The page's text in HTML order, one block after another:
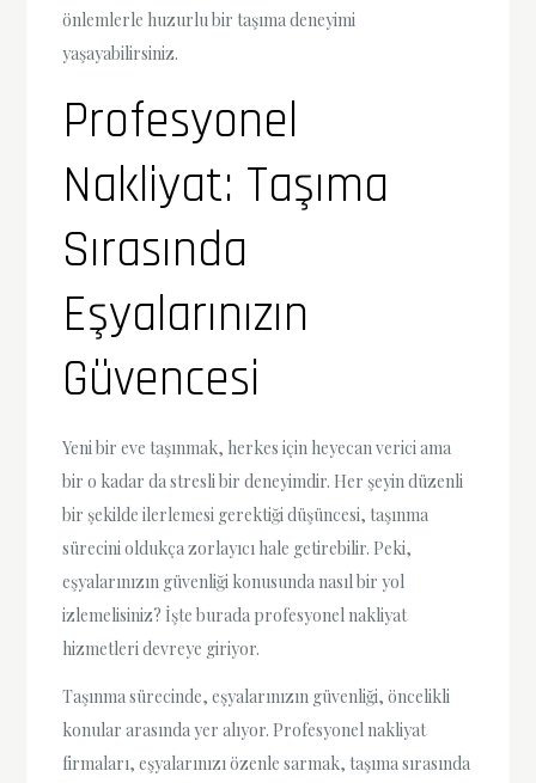
önlemlerle huzurlu bir taşıma deneyimi
yaşayabilirsiniz.
Profesyonel
Nakliyat: Taşıma
Sırasında
Eşyalarınızın
Güvencesi
Yeni bir eve taşınmak, herkes için heyecan verici ama
bir o kadar da stresli bir deneyimdir. Her şeyin düzenli
bir şekilde ilerlemesi gerektiği düşüncesi, taşınma
sürecini oldukça zorlayıcı hale getirebilir. Peki,
eşyalarınızın güvenliği konusunda nasıl bir yol
izlemelisiniz? İşte burada profesyonel nakliyat
hizmetleri devreye giriyor.
Taşınma sürecinde, eşyalarınızın güvenliği, öncelikli
konular arasında yer alıyor. Profesyonel nakliyat
firmaları, eşyalarınızı özenle sarmak, taşıma sırasında